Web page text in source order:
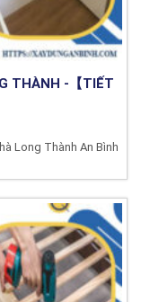
THÀNH -【TIẾT
Long Thành An Bình